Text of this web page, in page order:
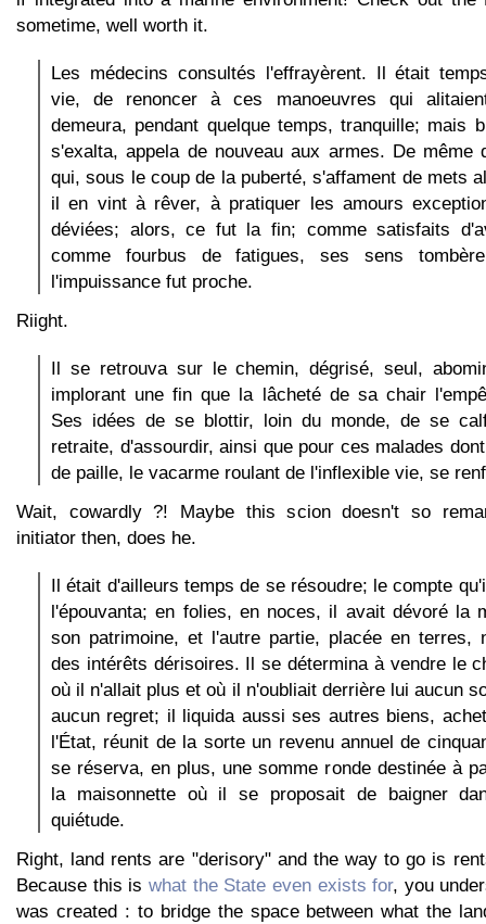
sometime, well worth it.
Les médecins consultés l'effrayèrent. Il était
vie, de renoncer à ces manoeuvres qui
demeura, pendant quelque temps, tranquille; mais
s'exalta, appela de nouveau aux armes. De même
qui, sous le coup de la puberté, s'affament de mets
il en vint à rêver, à pratiquer les amours
déviées; alors, ce fut la fin; comme satisfaits
comme fourbus de fatigues, ses sens
l'impuissance fut proche.
Riight.
Il se retrouva sur le chemin, dégrisé, seul,
implorant une fin que la lâcheté de sa chair
Ses idées de se blottir, loin du monde, de se
retraite, d'assourdir, ainsi que pour ces malades
de paille, le vacarme roulant de l'inflexible vie, se
Wait, cowardly ?! Maybe this scion doesn't so
initiator then, does he.
Il était d'ailleurs temps de se résoudre; le compte
l'épouvanta; en folies, en noces, il avait dévoré la
son patrimoine, et l'autre partie, placée en terres,
des intérêts dérisoires. Il se détermina à vendre le
où il n'allait plus et où il n'oubliait derrière lui aucun
aucun regret; il liquida aussi ses autres biens,
l'État, réunit de la sorte un revenu annuel de
se réserva, en plus, une somme ronde destinée à
la maisonnette où il se proposait de baigner
quiétude.
Right, land rents are "derisory" and the way to go is
Because this is what the State even exists for, you
was created : to bridge the space between what the